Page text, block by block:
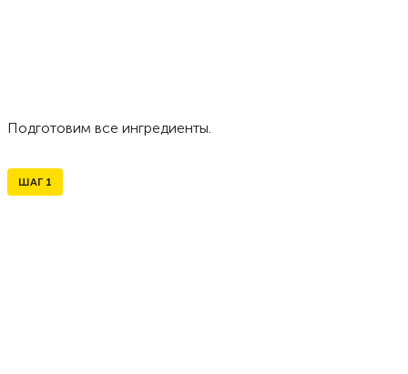
Подготовим все ингредиенты.
ШАГ 1